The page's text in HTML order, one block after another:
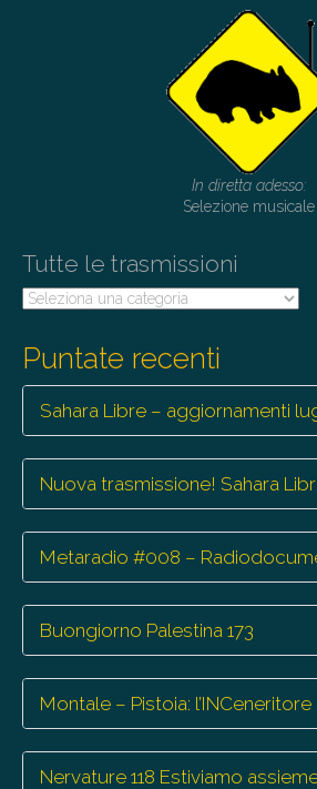
In diretta adesso:
Selezione musicale
Tutte le trasmissioni
Tutte
Puntate recenti
Sahara Libre – aggiornamenti
Nuova trasmissione! Sahara
Metaradio #008 –
Buongiorno Palestina 173
Montale – Pistoia:
Nervature 118 Estiviamo